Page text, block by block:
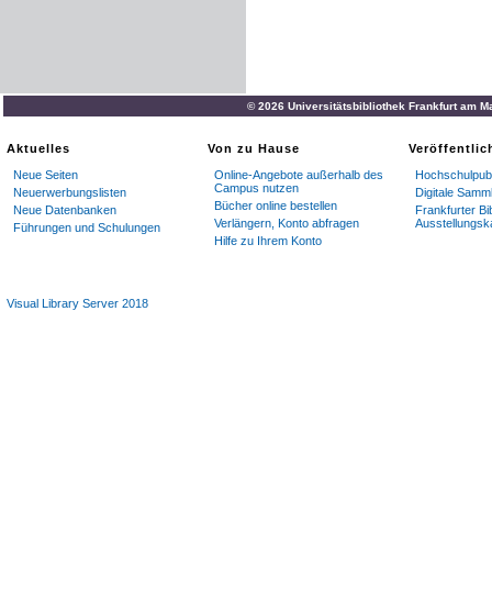
© 2026 Universitätsbibliothek Frankfurt am
Aktuelles
Neue Seiten
Neuerwerbungslisten
Neue Datenbanken
Führungen und Schulungen
Von zu Hause
Online-Angebote außerhalb des
Campus nutzen
Bücher online bestellen
Verlängern, Konto abfragen
Hilfe zu Ihrem Konto
Digitale
Frankfurter
Visual Library Server 2018